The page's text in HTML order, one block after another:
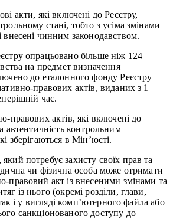
акти, які включені до Реєстру,
стані, тобто з усіма змінами
чинним законодавством.
опрацьовано більше ніж 124
на предмет визначення
до еталонного фонду Реєстру
правових актів, виданих з 1
час.
правових актів, які включені до
автентичність контрольним
зберігаються в Мін’юсті.
потребує захисту своїх прав та
чи фізична особа може отримати
правовий акт із внесеними змінами та
із нього (окремі розділи, глави,
і у вигляді комп’ютерного файла або
санкціонованого доступу до